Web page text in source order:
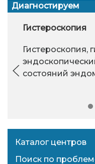
Диагностируем
Гистероскопия
Гистероскопия,
состояний
Каталог центров
Поиск по